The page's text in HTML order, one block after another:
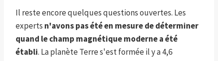
Il reste encore quelques questions ouvertes. Les
experts n'avons pas été en mesure de déterminer
quand le champ magnétique moderne a été
établi. La planète Terre s'est formée il y a 4,6